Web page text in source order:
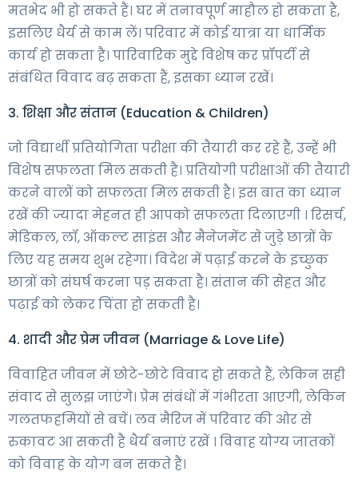
मतभेद भी हो सकते हैं। घर में तनावपूर्ण माहौल हो सकता है,
इसलिए धैर्य से काम लें। परिवार में कोई यात्रा या धार्मिक
कार्य हो सकता है। पारिवारिक मुद्दे विशेष कर प्रॉपर्टी से
संबंधित विवाद बढ़ सकता हैं, इसका ध्यान रखें।
3. शिक्षा और संतान (Education & Children)
जो विद्यार्थी प्रतियोगिता परीक्षा की तैयारी कर रहे हैं, उन्हें भी
विशेष सफलता मिल सकती है। प्रतियोगी परीक्षाओं की तैयारी
करने वालों को सफलता मिल सकती है। इस बात का ध्यान
रखें की ज्यादा मेहनत ही आपको सफलता दिलाएगी । रिसर्च,
मेडिकल, लॉ, ऑकल्ट साइंस और मैनेजमेंट से जुड़े छात्रों के
लिए यह समय शुभ रहेगा। विदेश में पढ़ाई करने के इच्छुक
छात्रों को संघर्ष करना पड़ सकता है। संतान की सेहत और
पढ़ाई को लेकर चिंता हो सकती है।
4. शादी और प्रेम जीवन (Marriage & Love Life)
विवाहित जीवन में छोटे-छोटे विवाद हो सकते हैं, लेकिन सही
संवाद से सुलझ जाएंगे। प्रेम संबंधों में गंभीरता आएगी, लेकिन
गलतफहमियों से बचें। लव मैरिज में परिवार की ओर से
रुकावट आ सकती है धैर्य बनाएं रखें । विवाह योग्य जातकों
को विवाह के योग बन सकते हैं।